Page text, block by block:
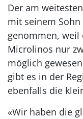
Der am
mit seinem Sohn
genommen, weil
Microlinos nur
möglich
gibt es in der
ebenfalls die
«Wir haben die